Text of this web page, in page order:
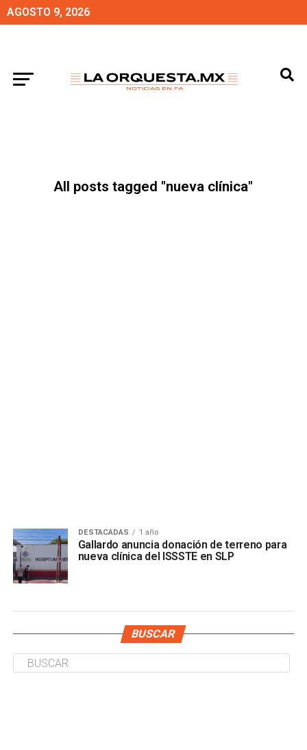
AGOSTO 9, 2026
All posts tagged "nueva clínica"
DESTACADAS 1 año
Gallardo anuncia donación de terreno para
nueva clínica del ISSSTE en SLP
BUSCAR